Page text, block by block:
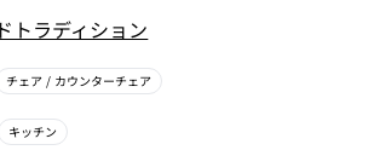
トラディション
チェア/ カウンターチェア
キッチン